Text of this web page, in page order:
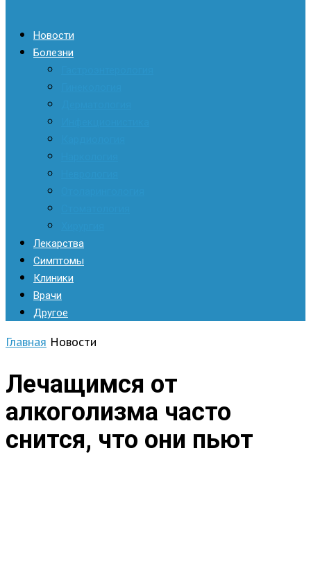
Новости
Болезни
Лекарства
Симптомы
Клиники
Врачи
Другое
Главная Новости
Лечащимся от
алкоголизма часто
снится, что они пьют